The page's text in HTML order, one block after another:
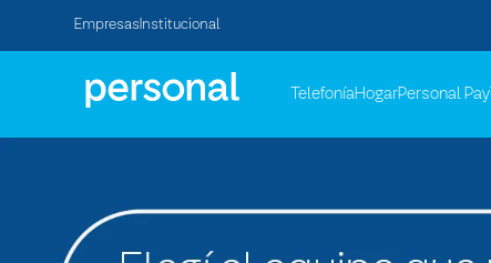
Empresas Institucional
TelefoníaHogarPersonal Pay